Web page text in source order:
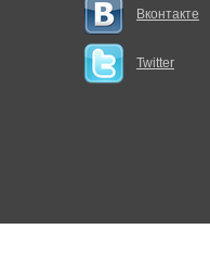
Вконтакте
Twitter